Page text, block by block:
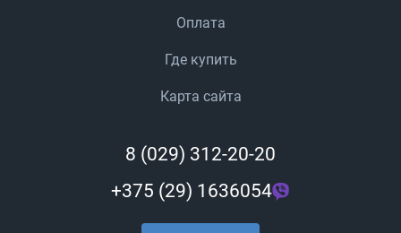
Оплата
Где купить
Карта сайта
8 (029) 312-20-20
+375 (29) 1636054